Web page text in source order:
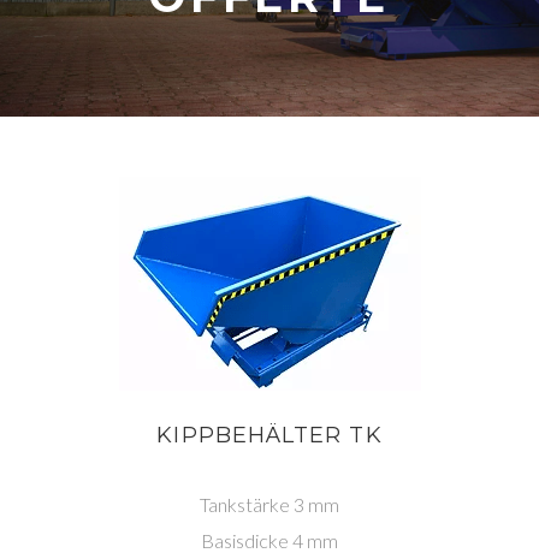
KIPPBEHÄLTER TK
Tankstärke 3 mm
Basisdicke 4 mm